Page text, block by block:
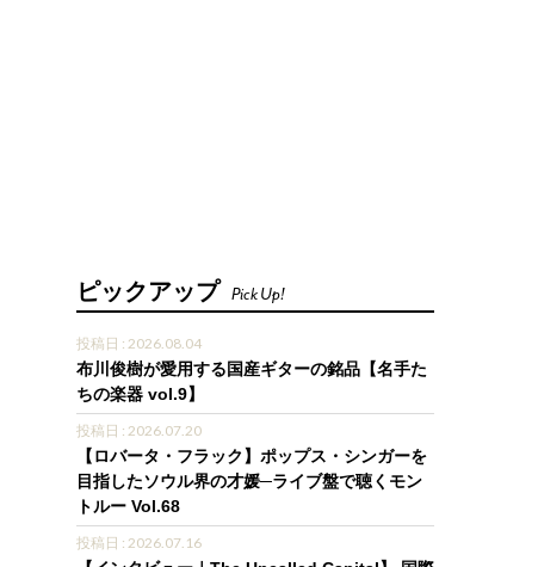
ピックアップ Pick Up!
投稿日 : 2026.08.04
布川俊樹が愛用する国産ギターの銘品【名手た
ちの楽器 vol.9】
投稿日 : 2026.07.20
【ロバータ・フラック】ポップス・シンガーを
目指したソウル界の才媛─ライブ盤で聴くモン
トルー Vol.68
投稿日 : 2026.07.16